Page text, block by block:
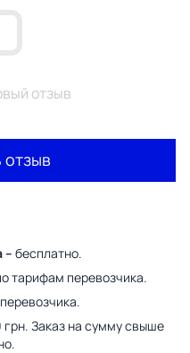
отзыв
отзыв
– бесплатно.
тарифам перевозчика.
грн. Заказ на сумму свыше